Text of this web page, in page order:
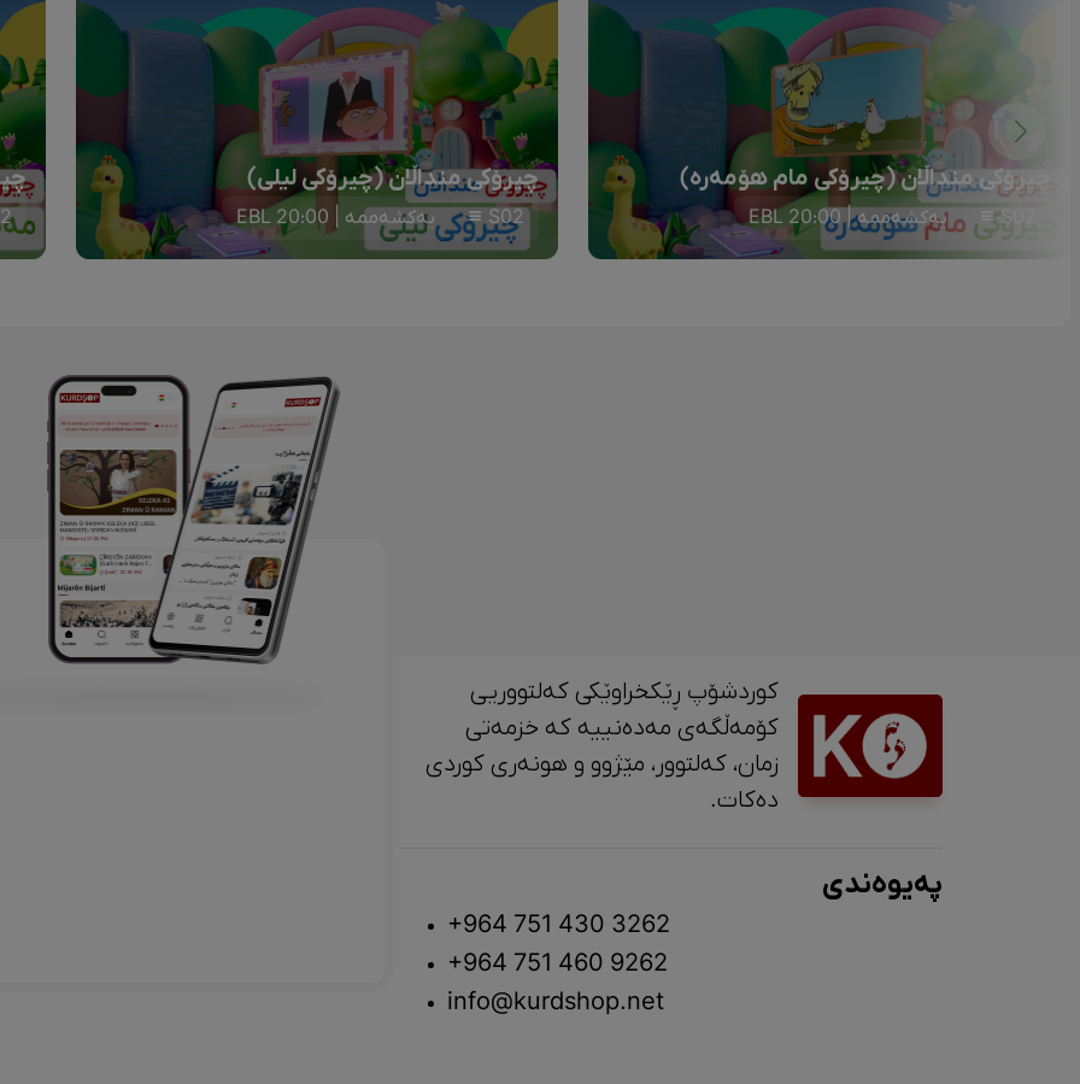
چیرۆکی منداڵان (چیرۆکی مام هۆمەرە)
S02 یەکشەممە | 20:00 EBL
چیرۆکی منداڵان (چیرۆکی لیلی)
S02 یەکشەممە | 20:00 EBL
کوردشۆپ ڕێکخراوێکی کەلتووریی
کۆمەڵگەی مەدەنییە کە خزمەتی
زمان، کەلتوور، مێژوو و ‎هونەری کوردی
دەکات.
پەیوەندی
+964 751 430 3262
+964 751 460 9262
info@kurdshop.net